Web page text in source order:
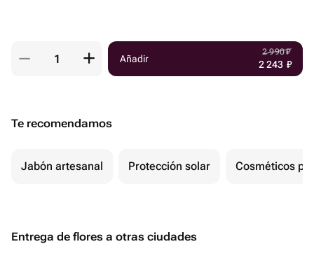
Añadir
2 990₽
2 243 ₽
Te recomendamos
Jabón artesanal Protección solar Cosméticos
Entrega de flores a otras ciudades